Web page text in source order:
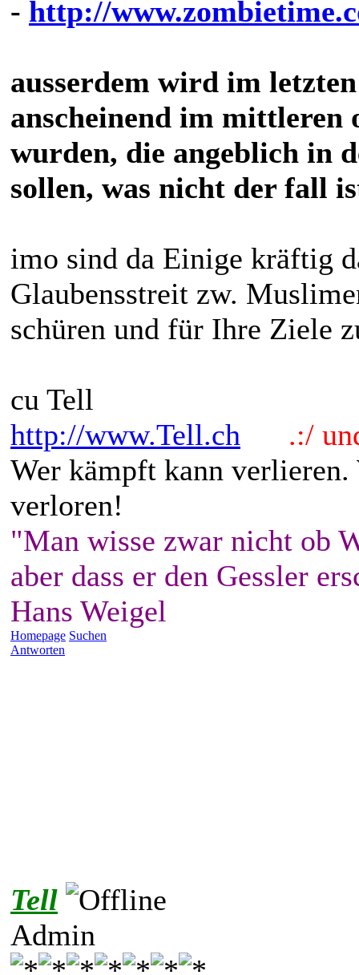
- http://
ausserdem wird im
anscheinend im mittleren
wurden, die angeblich in
sollen, was nicht der fall
imo sind da Einige kräftig
Glaubensstreit zw.
schüren und für Ihre Ziele
cu Tell
http://www.Tell.ch
.:/
Wer kämpft kann
verloren!
"Man wisse zwar nicht ob
aber dass er den Gessler
Hans Weigel
Homepage Suchen
Antworten
Tell
Admin